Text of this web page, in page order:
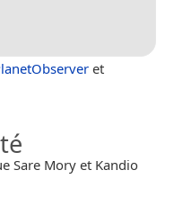
et
Sare Mory et Kandio